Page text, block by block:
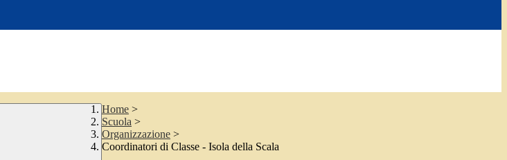
Home >
Scuola >
Organizzazione >
Coordinatori di Classe - Isola della Scala